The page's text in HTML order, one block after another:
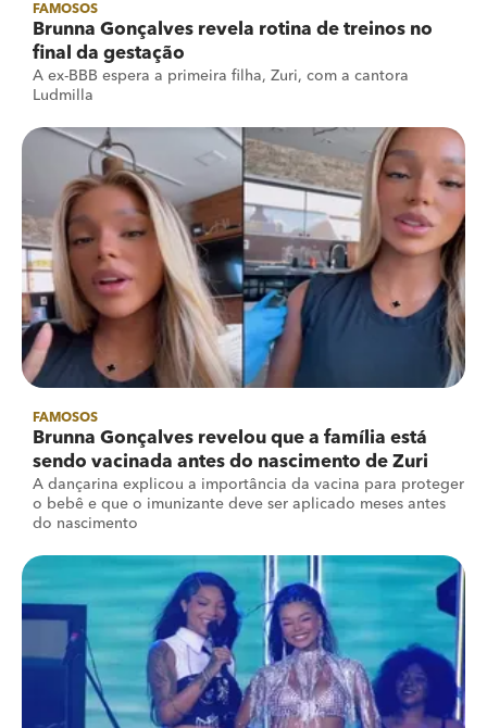
FAMOSOS
Brunna Gonçalves revela rotina de treinos no
final da gestação
A ex-BBB espera a primeira filha, Zuri, com a cantora
Ludmilla
FAMOSOS
Brunna Gonçalves revelou que a família está
sendo vacinada antes do nascimento de Zuri
A dançarina explicou a importância da vacina para proteger
o bebê e que o imunizante deve ser aplicado meses antes
do nascimento